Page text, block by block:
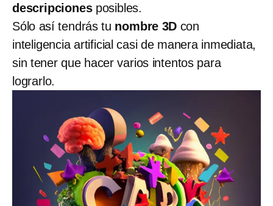
descripciones posibles.
Sólo así tendrás tu nombre 3D con
inteligencia artificial casi de manera inmediata,
sin tener que hacer varios intentos para
lograrlo.